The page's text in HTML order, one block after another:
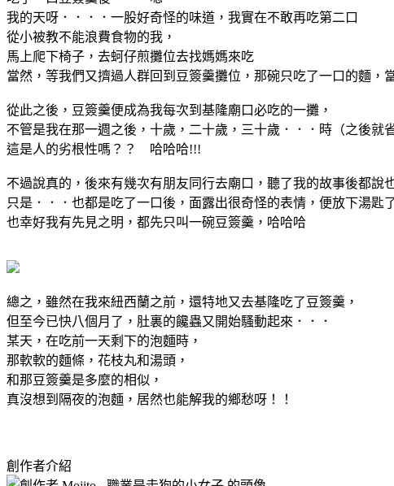
我的天呀．．．．一股好奇怪的味道，我實在不敢再吃第二口
從小被教不能浪費食物的我，
馬上爬下椅子，去蚵仔煎攤位去找媽媽來吃
當然，等我們又擠過人群回到豆簽羹攤位，那碗只吃了一口的麵，
從此之後，豆簽羹便成為我每次到基隆廟口必吃的一攤，
不管是我在那一週之後，十歲，二十歲，三十歲．．．時（之後就
這是人的劣根性嗎？？ 哈哈哈!!!
不過說真的，後來有幾次有朋友同行去廟口，聽了我的故事後都說
只是．．．也都是吃了一口後，面露出很奇怪的表情，便放下湯匙
也幸好我有先見之明，都先只叫一碗豆簽羹，哈哈哈
總之，雖然在我來紐西蘭之前，還特地又去基隆吃了豆簽羹，
但至今已快八個月了，肚裏的饞蟲又開始騷動起來．．．
某天，在吃前一天剩下的泡麵時，
那軟軟的麵條，花枝丸和湯頭，
和那豆簽羹是多麼的相似，
真沒想到隔夜的泡麵，居然也能解我的鄉愁呀！！
創作者介紹